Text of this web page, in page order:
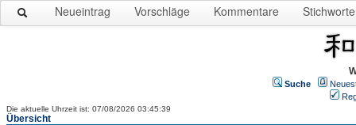
Neueintrag Vorschläge Kommentare Stichworte
Suche
Die aktuelle Uhrzeit ist: 07/08/2026 03:45:39
Übersicht